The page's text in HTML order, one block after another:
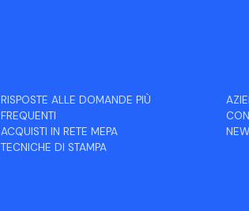
RISPOSTE ALLE DOMANDE PIÙ
FREQUENTI
ACQUISTI IN RETE MEPA
TECNICHE DI STAMPA